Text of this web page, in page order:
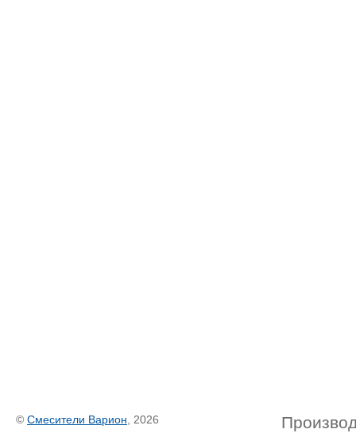
© Смесители Варион , 2026